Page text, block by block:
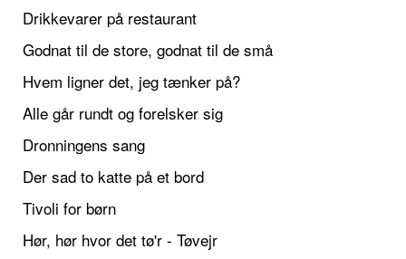
Drikkevarer på restaurant
Godnat til de store, godnat til de små
Hvem ligner det, jeg tænker på?
Alle går rundt og forelsker sig
Dronningens sang
Der sad to katte på et bord
Tivoli for børn
Hør, hør hvor det tø'r - Tøvejr